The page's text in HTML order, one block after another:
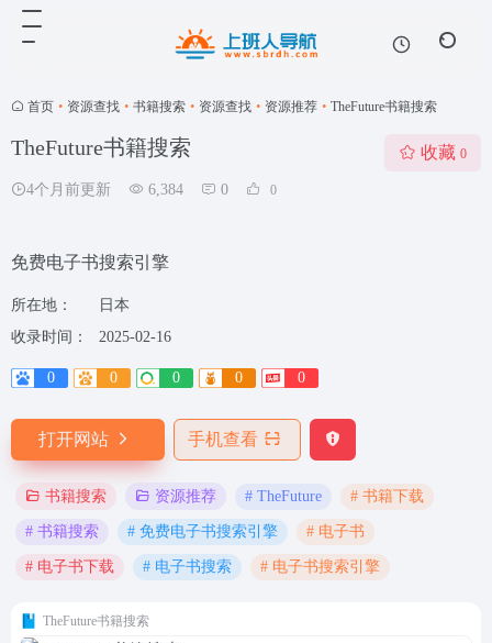
首页 • 资源查找 • 书籍搜索 • 资源查找 • 资源推荐 • TheFuture书籍搜索
TheFuture书籍搜索
4个月前更新 6,384 0 0
收藏 0
免费电子书搜索引擎
所在地：
日本
收录时间：
2025-02-16
0 0 0 0 0
打开网站 手机查看
书籍搜索 资源推荐 # TheFuture # 书籍下载
# 书籍搜索 # 免费电子书搜索引擎 # 电子书
# 电子书下载 # 电子书搜索 # 电子书搜索引擎
TheFuture书籍搜索